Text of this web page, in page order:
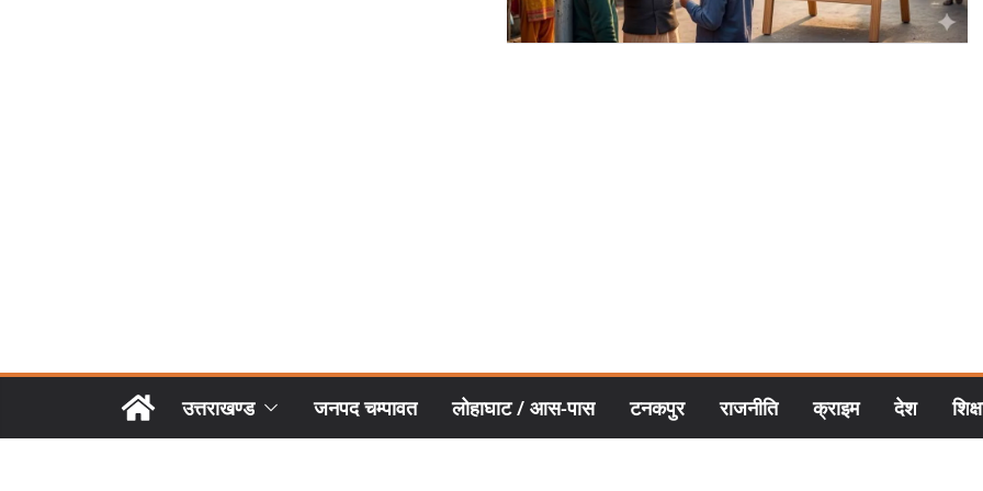
उत्तराखण्ड जनपद चम्पावत लोहाघाट / आस-पास टनकपुर राजनीति क्राइम देश